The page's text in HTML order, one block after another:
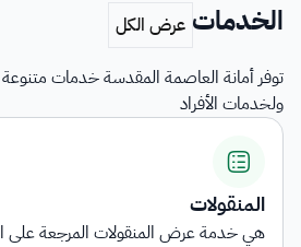
الخدمات
توفر أمانة العاصمة المقدسة خدمات
ولخدمات الأفراد
خدمة عرض المنقولات المرجعة على الجهات